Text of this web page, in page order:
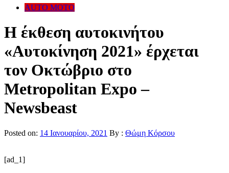
AUTO MOTO
Η έκθεση αυτοκινήτου
«Αυτοκίνηση 2021» έρχεται
τον Οκτώβριο στο
Metropolitan Expo –
Newsbeast
Posted on: 14 Ιανουαρίου, 2021 By : Θώμη Κόρσου
[ad_1]